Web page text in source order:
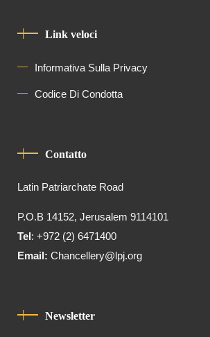
Link veloci
Informativa Sulla Privacy
Codice Di Condotta
Contatto
Latin Patriarchate Road
P.O.B 14152, Jerusalem 9114101
Tel: +972 (2) 6471400
Email:Chancellery@lpj.org
Newsletter